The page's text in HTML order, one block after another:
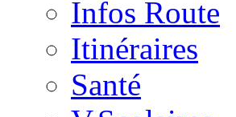
Infos Route
Itinéraires
Santé